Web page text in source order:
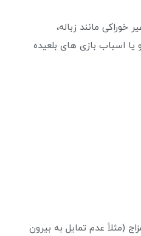
خوراکی مانند زباله،
اسباب بازی های بلعیده
(مثلاً عدم تمایل به بیرون